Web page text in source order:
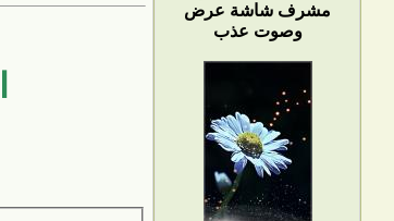
مشرف شاشة عرض
وصوت عذب